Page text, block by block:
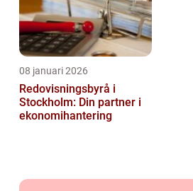
08 januari 2026
Redovisningsbyrå i
Stockholm: Din partner i
ekonomihantering